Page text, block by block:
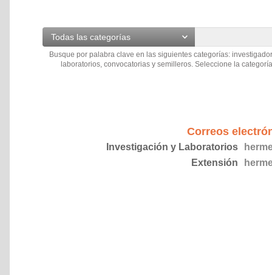
Todas las categorías
Busque por palabra clave en las siguientes categorías:
laboratorios, convocatorias y semilleros. Seleccione la
Correos
Investigación y Laboratorios
Extensión